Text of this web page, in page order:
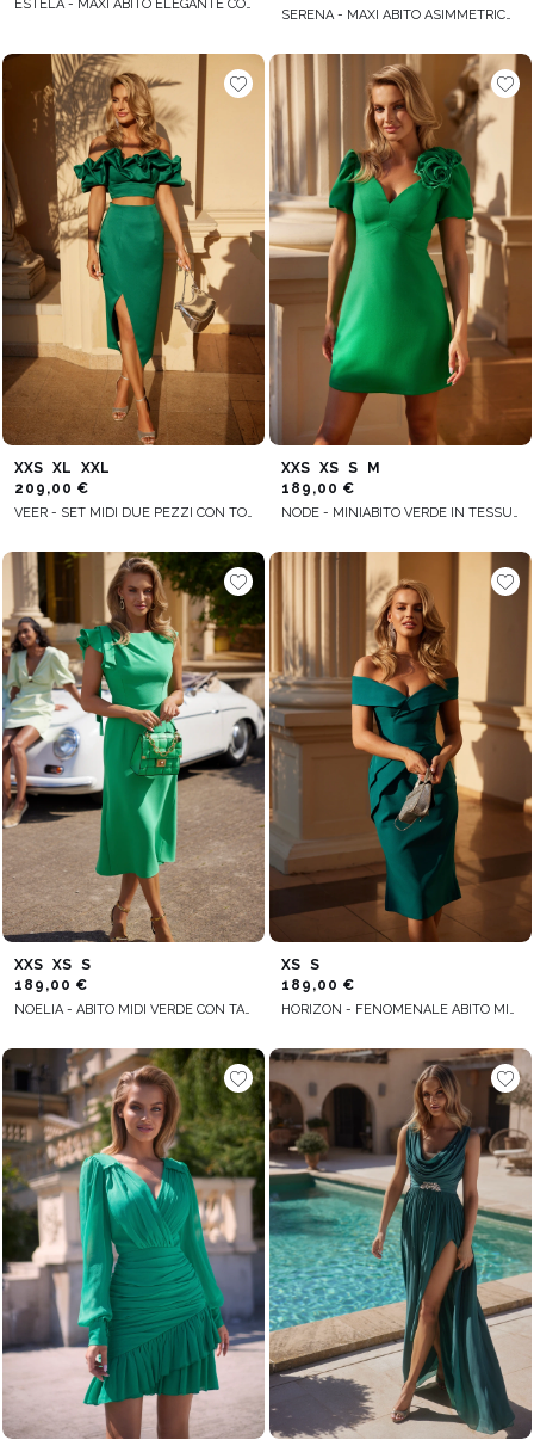
ESTELA - MAXI ABITO ELEGANTE CON SCOLLO A V, CUT-OUT SIMMETRICI E PIEGHETTATURA
SERENA - MAXI ABITO ASIMMETRICO CON MANICHE AMPIE E STACCABILI E FONDO INCRESPATO
XXS XL
XXL
209,00 €
VEER - SET MIDI DUE PEZZI CON TOP A CORSETTO E GONNA A PORTAFOGLIO
XXS XS S
M
189,00 €
NODE - MINIABITO VERDE IN TESSUTO ELASTICIZZATO, CON SCOLLO A V, MANICHE A BUFFO E SPILLA STACCABILE
XXS XS S
189,00 €
NOELIA - ABITO MIDI VERDE CON TAGLIO ASIMMETRICO, MANICHE DECORATIVE E FUSCIACCA
XS S
189,00 €
HORIZON - FENOMENALE ABITO MIDI DI COLORE VERDE INTENSO